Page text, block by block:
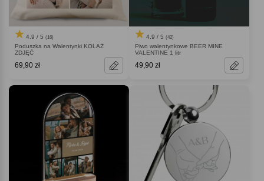
4.9 / 5 (16)
Poduszka na Walentynki KOLAŻ
ZDJĘĆ
69,90 zł
4.9 / 5 (42)
Piwo walentynkowe BEER MINE
VALENTINE 1 litr
49,90 zł